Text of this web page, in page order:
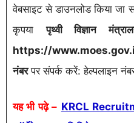
वेबसाइट से डाउनलोड किया जा
कृपयापृथ्वी विज्ञान
https://
नंबरपर संपर्क करें: हेल्पलाइन
यह भी पढ़े – KRCL